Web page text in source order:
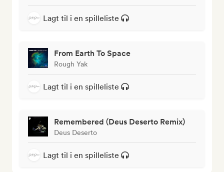
Lagt til i en spilleliste
From Earth To Space
Rough Yak
Lagt til i en spilleliste
Remembered (Deus Deserto Remix)
Deus Deserto
Lagt til i en spilleliste